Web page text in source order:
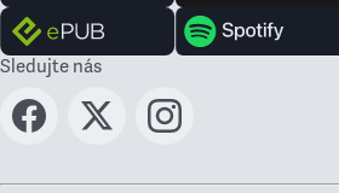
Sledujte nás